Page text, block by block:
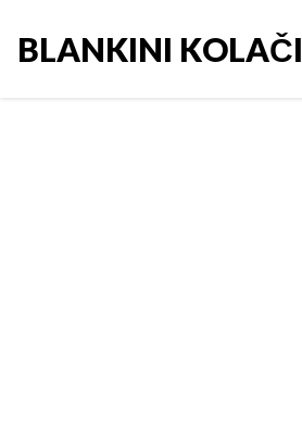
BLANKINI KOLAČI